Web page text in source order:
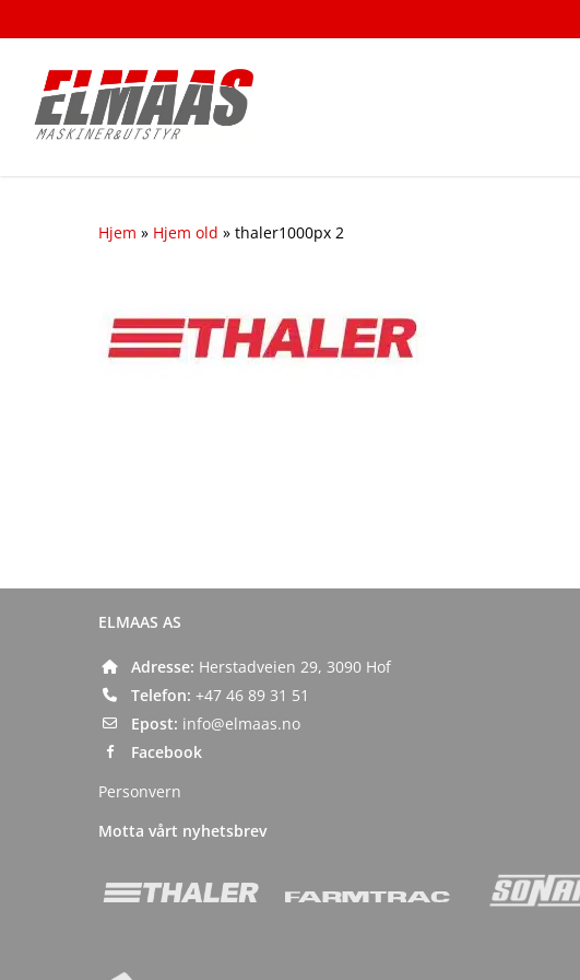
to
content
Hjem » Hjem old » thaler1000px 2
ELMAAS AS
Adresse: Herstadveien 29, 3090 Hof
Telefon: +47 46 89 31 51
Epost: info@elmaas.no
Facebook
Personvern
Motta vårt nyhetsbrev